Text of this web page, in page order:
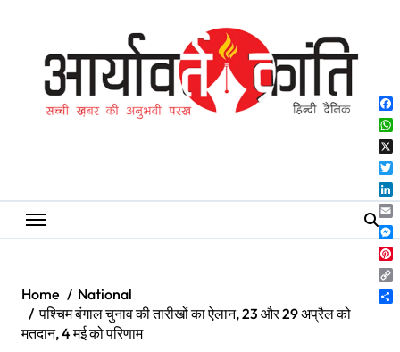
Home
National
पश्चिम बंगाल चुनाव की तारीखों का ऐलान, 23 और 29 अप्रैल को
मतदान, 4 मई को परिणाम
X